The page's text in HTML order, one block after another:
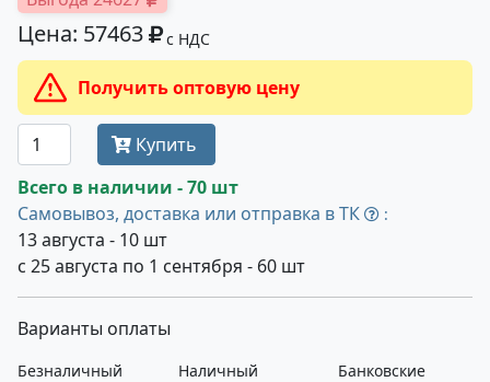
Цена: 57463 с НДС
Получить оптовую цену
Купить
Всего в наличии - 70 шт
Самовывоз, доставка или отправка в ТК
:
13 августа - 10 шт
с 25 августа по 1 сентября - 60 шт
Варианты оплаты
Безналичный
Наличный
Банковские